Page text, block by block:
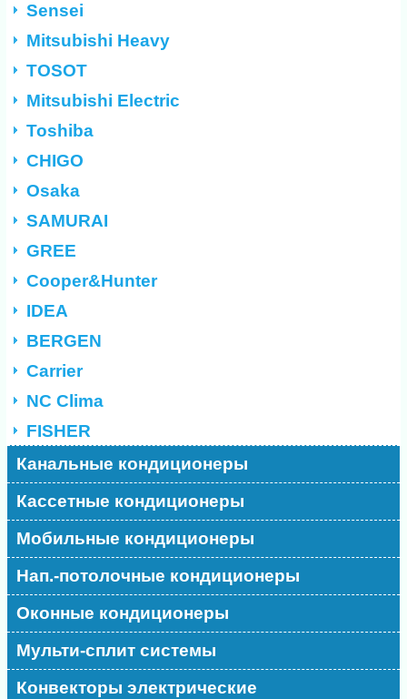
Sensei
Mitsubishi Heavy
TOSOT
Mitsubishi Electric
Toshiba
CHIGO
Osaka
SAMURAI
GREE
Cooper&Hunter
IDEA
BERGEN
Carrier
NC Clima
FISHER
Канальные кондиционеры
Кассетные кондиционеры
Мобильные кондиционеры
Нап.-потолочные кондиционеры
Оконные кондиционеры
Мульти-сплит системы
Конвекторы электрические